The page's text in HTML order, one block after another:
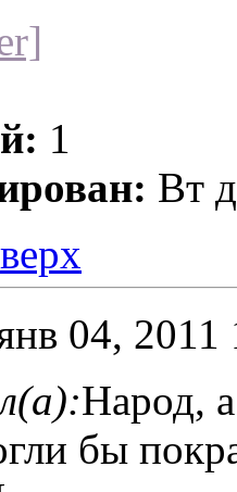
1
Вт
04, 2011
Народ,
бы